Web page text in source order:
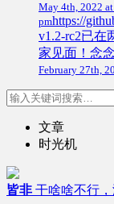
May 4th, 2022
pmhttps://
v1.2-rc2已在
家见面！念
February 27th,
文章
时光机
皆非 干啥啥不行